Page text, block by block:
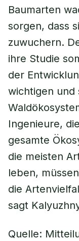
Baumarten
sorgen, dass
zuwuchern.
ihre Studie
der
wichtigen
Ingenieure,
gesamte
die meisten
leben,
die
sagt
Quelle: